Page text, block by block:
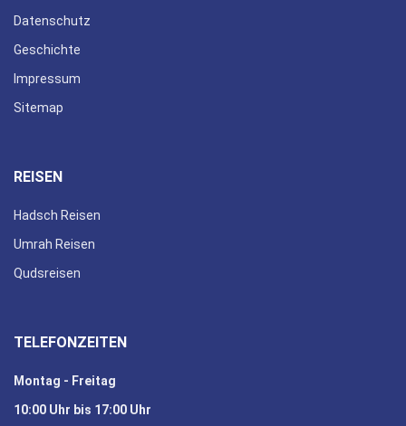
Datenschutz
Geschichte
Impressum
Sitemap
REISEN
Hadsch Reisen
Umrah Reisen
Qudsreisen
TELEFONZEITEN
Montag - Freitag
10:00 Uhr bis 17:00 Uhr